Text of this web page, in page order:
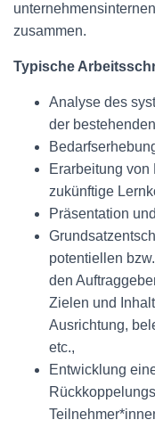
zusammen.
Typische
Analyse des
der
Erarbeitung
zukünftige
Präsentation
potentiellen
den
Zielen und
Ausrichtung,
etc.,
Entwicklung